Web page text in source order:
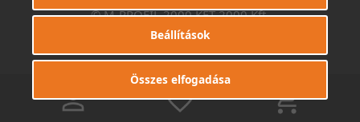
0
© M-PROFIL 2000 KFT 2000 Kft.
Minden jog fenntartva.
KészítetteI.T.C. Kft.
Beállítások
Összes elfogadása